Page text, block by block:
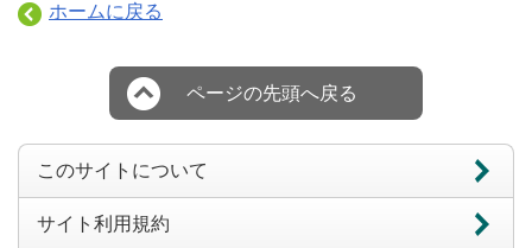
ホームに戻る
ページの先頭へ戻る
このサイトについて
サイト利用規約